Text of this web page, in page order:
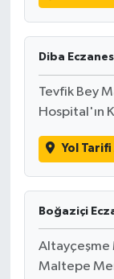
Diba
Tevfik Bey
Hospital'ın
Yol Tarifi
Boğaziçi
Altayçeşme
Maltepe